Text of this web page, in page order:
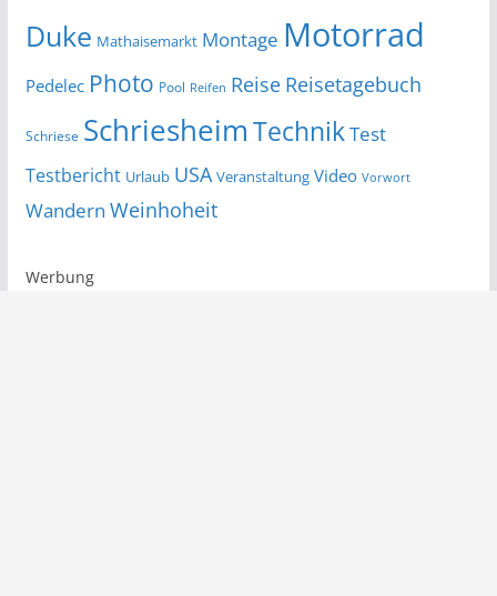
Duke Mathaisemarkt Montage Motorrad
Pedelec Photo Pool Reifen Reise Reisetagebuch
Schriese SchriesheimTechnikTest
Testbericht Urlaub USA Veranstaltung Video Vorwort
Wandern Weinhoheit
Werbung